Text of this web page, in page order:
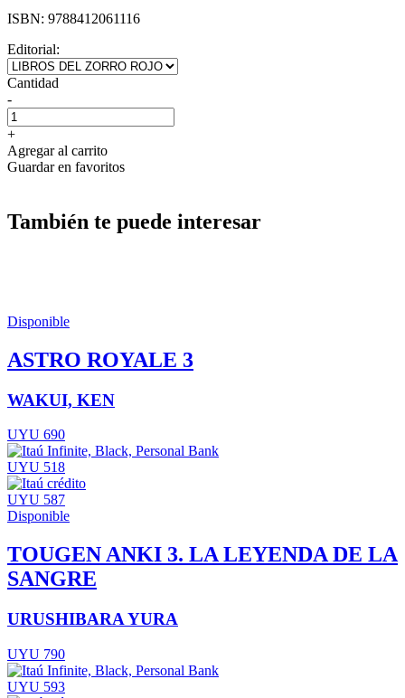
ISBN: 9788412061116
Editorial:
Cantidad
-
+
Agregar al carrito
Guardar en favoritos
También te puede interesar
Disponible
ASTRO ROYALE 3
WAKUI, KEN
UYU 690
UYU 518
UYU 587
Disponible
TOUGEN ANKI 3. LA LEYENDA DE LA
SANGRE
URUSHIBARA YURA
UYU 790
UYU 593